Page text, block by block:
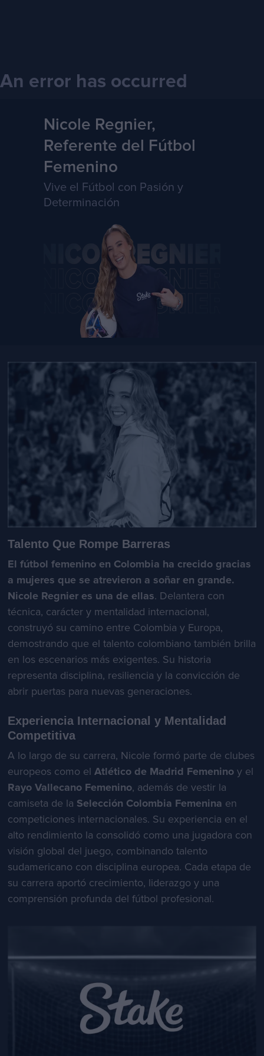
An error has occurred
Nicole Regnier,
Referente del Fútbol
Femenino
Vive el Fútbol con Pasión y
Determinación
Talento Que Rompe Barreras
El fútbol femenino en Colombia ha crecido gracias
a mujeres que se atrevieron a soñar en grande.
Nicole Regnier es una de ellas. Delantera con
técnica, carácter y mentalidad internacional,
construyó su camino entre Colombia y Europa,
demostrando que el talento colombiano también brilla
en los escenarios más exigentes. Su historia
representa disciplina, resiliencia y la convicción de
abrir puertas para nuevas generaciones.
Experiencia Internacional y Mentalidad
Competitiva
A lo largo de su carrera, Nicole formó parte de clubes
europeos como elAtlético de Madrid Femenino y el
Rayo Vallecano Femenino, además de vestir la
camiseta de la Selección Colombia Femenina en
competiciones internacionales. Su experiencia en el
alto rendimiento la consolidó como una jugadora con
visión global del juego, combinando talento
sudamericano con disciplina europea. Cada etapa de
su carrera aportó crecimiento, liderazgo y una
comprensión profunda del fútbol profesional.